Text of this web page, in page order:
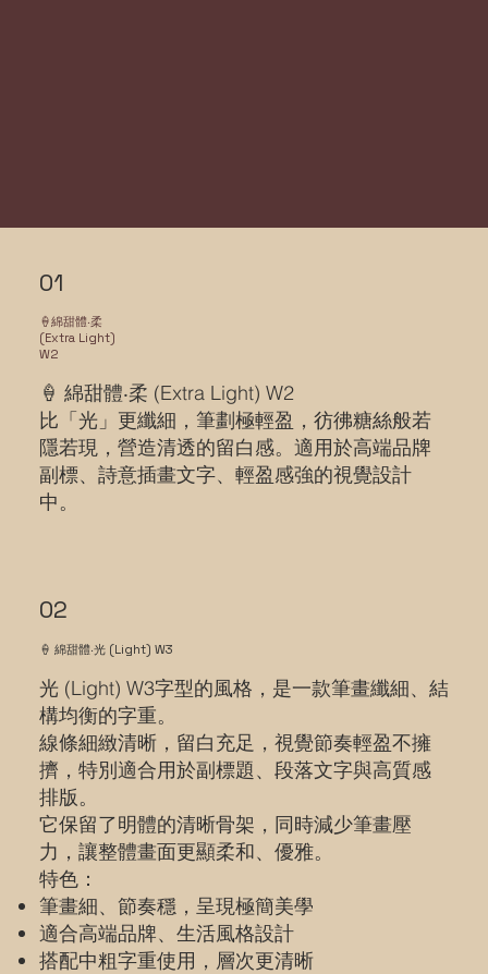
01
🍦綿甜體‧柔
(Extra Light)
W2
🍦 綿甜體‧柔 (Extra Light) W2
比「光」更纖細，筆劃極輕盈，彷彿糖絲般若
隱若現，營造清透的留白感。適用於高端品牌
副標、詩意插畫文字、輕盈感強的視覺設計
中。
02
🍦 綿甜體‧光 (Light) W3
光 (Light) W3字型的風格，是一款筆畫纖細、結
構均衡的字重。
線條細緻清晰，留白充足，視覺節奏輕盈不擁
擠，特別適合用於副標題、段落文字與高質感
排版。
它保留了明體的清晰骨架，同時減少筆畫壓
力，讓整體畫面更顯柔和、優雅。
特色：
筆畫細、節奏穩，呈現極簡美學
適合高端品牌、生活風格設計
搭配中粗字重使用，層次更清晰